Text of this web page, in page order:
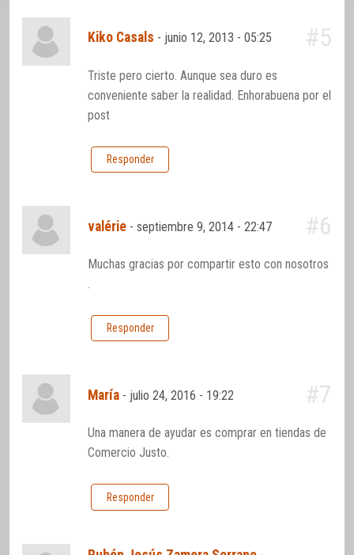
Kiko Casals - junio 12, 2013 - 05:25 #5
Triste pero cierto. Aunque sea duro es
conveniente saber la realidad. Enhorabuena por el
post
Responder
valérie -septiembre 9, 2014 - 22:47 #6
Muchas gracias por compartir esto con nosotros
Responder
María - julio 24, 2016 - 19:22 #7
Una manera de ayudar es comprar en tiendas de
Comercio Justo.
Responder